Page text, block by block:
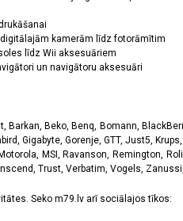
kamerām līdz fotorāmītim
līdz Wii aksesuāriem
un navigātoru aksesuāri
Barkan, Beko, Benq, Bomann,
Gigabyte, Gorenje, GTT, Just5,
MSI, Ravanson, Remington,
Trust, Verbatim, Vogels,
Seko m79.lv arī sociālajos tīkos: